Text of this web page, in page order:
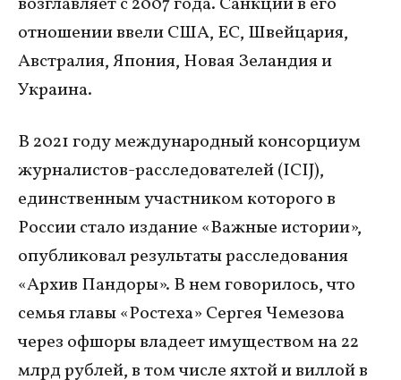
отношении ввели США, ЕС, Швейцария,
Австралия, Япония, Новая Зеландия и
Украина.
В 2021 году международный консорциум
журналистов-расследователей (ICIJ),
единственным участником которого в
России стало издание «Важные истории»,
опубликовал результаты расследования
«Архив Пандоры». В нем говорилось, что
семья главы «Ростеха» Сергея Чемезова
через офшоры владеет имуществом на 22
млрд рублей, в том числе яхтой и виллой в